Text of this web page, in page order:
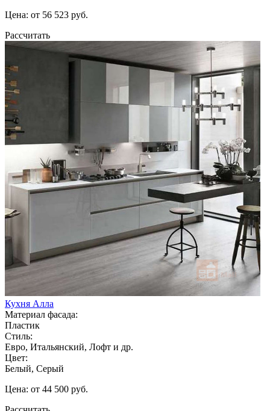
Цена: от 56 523 руб.
Рассчитать
Кухня Алла
Материал фасада:
Пластик
Стиль:
Евро, Итальянский, Лофт и др.
Цвет:
Белый, Серый
Цена: от 44 500 руб.